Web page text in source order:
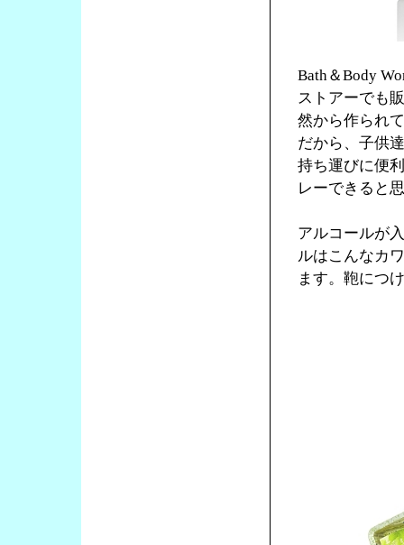
Bath＆Body
ストアーでも
然から作られ
だから、子供
持ち運びに便
レーできると
アルコールが
ルはこんなカ
ます。鞄につ